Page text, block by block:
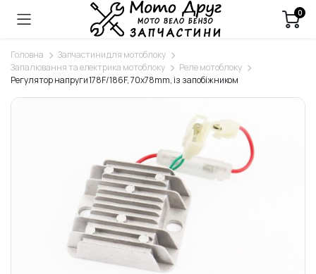
0
Головна
Запчастини для мотоблоку
Запалювання та електрика мотоблоку
Реле мотоблоку
Регулятор напруги 178F/186F, 70x78mm, із запобіжником